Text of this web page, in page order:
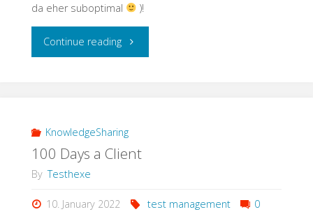
da eher suboptimal
)!
Continue reading"Testschnack:
vor
der
KnowledgeSharing
100 Days a Client
By Testhexe
10. January 2022 test management 0